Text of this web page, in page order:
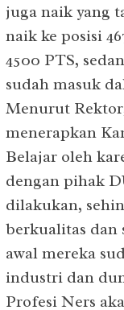
juga naik yang
naik ke posisi
4500 PTS,
sudah masuk
Menurut
menerapkan
Belajar oleh
dengan pihak
dilakukan,
berkualitas dan
awal mereka
industri dan
Profesi Ners